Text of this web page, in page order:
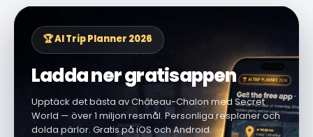
🏆 AI Trip Planner 2026
Ladda ner gratisappen
Upptäck det bästa av Château-Chalon med Secret
World — över 1 miljon resmål. Personliga resplaner och
dolda pärlor. Gratis på iOS och Android.